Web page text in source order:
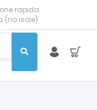
rapida
(no isole)